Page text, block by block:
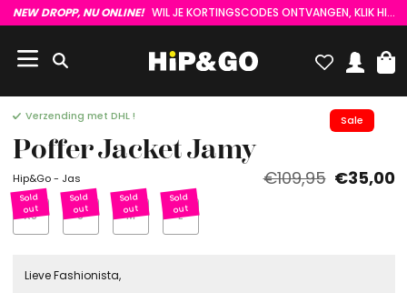
NEW DROPP, NU ONLINE! WIL JE KORTINGSCODES ONTVANGEN, KLIK HIER :)
Sale
Verzending met DHL !
Poffer Jacket Jamy
Hip&Go - Jas €109,95 €35,00
XS S M L
Lieve Fashionista,